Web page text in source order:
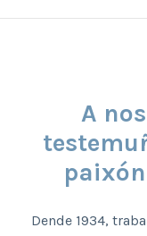
A
Dende 1934,